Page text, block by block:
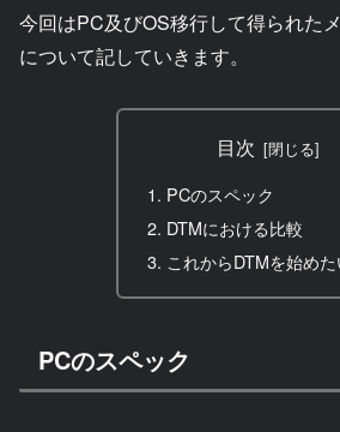
今回はPC及びOS移行して得られた
について記していきます。
目次
PCのスペック
DTMにおける比較
これからDTMを始め
PCのスペック